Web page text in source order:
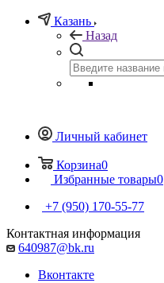
Казань
Назад
Личный кабинет
Корзина0
Избранные товары0
+7 (950) 170-55-77
Контактная информация
640987@bk.ru
Вконтакте